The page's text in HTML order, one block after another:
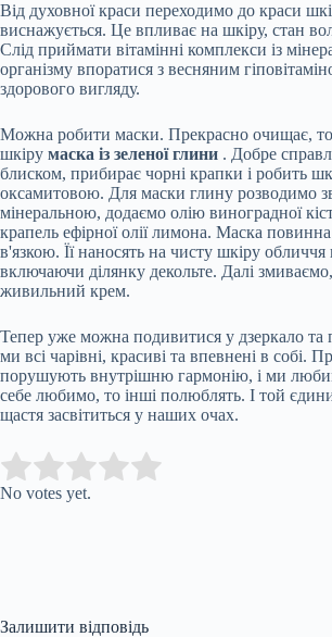
Від духовної краси переходимо до краси
виснажується. Це впливає на шкіру, стан
Слід приймати вітамінні комплекси із
організму впоратися з весняним
здорового вигляду.
Можна робити маски. Прекрасно очищає,
шкіру маска із зеленої глини . Добре
блиском, прибирає чорні крапки і робить
оксамитовою. Для маски глину розводимо
мінеральною, додаємо олію виноградної
крапель ефірної олії лимона. Маска
в'язкою. Її наносять на чисту шкіру
включаючи ділянку декольте. Далі
живильний крем.
Тепер уже можна подивитися у дзеркало та
ми всі чарівні, красиві та впевнені в собі.
порушують внутрішню гармонію, і ми
себе любимо, то інші полюблять. І той
щастя засвітиться у наших очах.
Rate this item:
No votes yet.
Залишити відповідь